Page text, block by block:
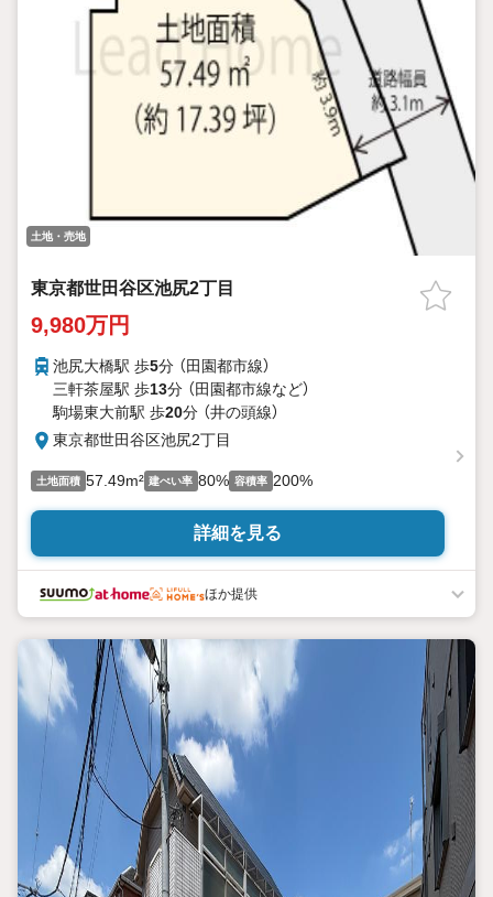
土地・売地
東京都世田谷区池尻2丁目
9,980万円
池尻大橋駅 歩5分 （田園都市線）
三軒茶屋駅 歩13分 （田園都市線など）
駒場東大前駅 歩20分 （井の頭線）
東京都世田谷区池尻2丁目
土地面積 57.49m² 建ぺい率 80% 容積率 200%
詳細を見る
ほか提供